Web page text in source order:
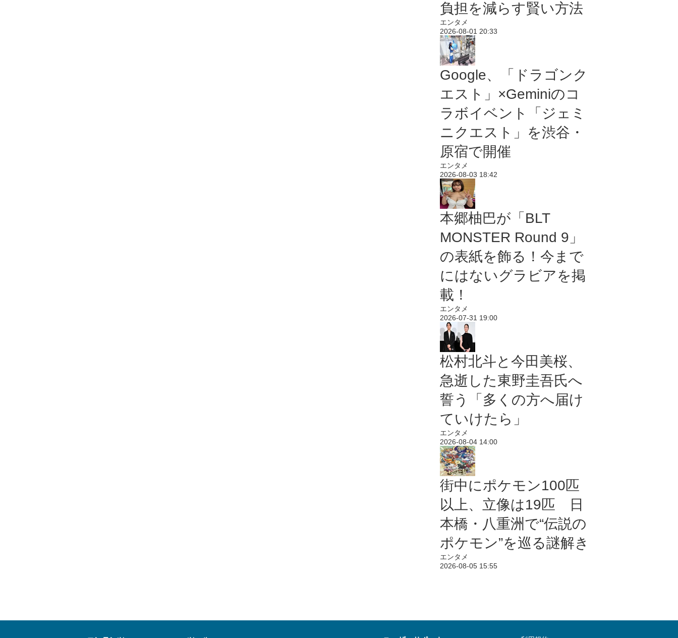
負担を減らす賢い方法
エンタメ
2026-08-01 20:33
Google、「ドラゴンク
エスト」×Geminiのコ
ラボイベント「ジェミ
ニクエスト」を渋谷・
原宿で開催
エンタメ
2026-08-03 18:42
本郷柚巴が「BLT
MONSTER Round 9」
の表紙を飾る！今まで
にはないグラビアを掲
載！
エンタメ
2026-07-31 19:00
松村北斗と今田美桜、
急逝した東野圭吾氏へ
誓う「多くの方へ届け
ていけたら」
エンタメ
2026-08-04 14:00
街中にポケモン100匹
以上、立像は19匹 日
本橋・八重洲で“伝説の
ポケモン”を巡る謎解き
エンタメ
2026-08-05 15:55